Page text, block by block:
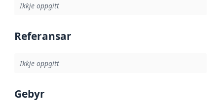
Ikkje oppgitt
Referansar
Ikkje oppgitt
Gebyr